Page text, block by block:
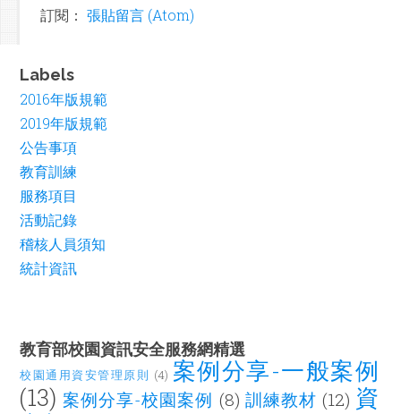
訂閱： 張貼留言 (Atom)
Labels
2016年版規範
2019年版規範
公告事項
教育訓練
服務項目
活動記錄
稽核人員須知
統計資訊
教育部校園資訊安全服務網精選
校園通用資安管理原則 (4) 案例分享-一般案例
(13) 案例分享-校園案例 (8) 訓練教材 (12) 資